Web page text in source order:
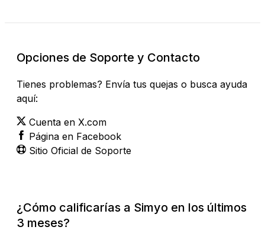
Opciones de Soporte y Contacto
Tienes problemas? Envía tus quejas o busca ayuda
aquí:
Cuenta en X.com
Página en Facebook
Sitio Oficial de Soporte
¿Cómo calificarías a Simyo en los últimos
3 meses?